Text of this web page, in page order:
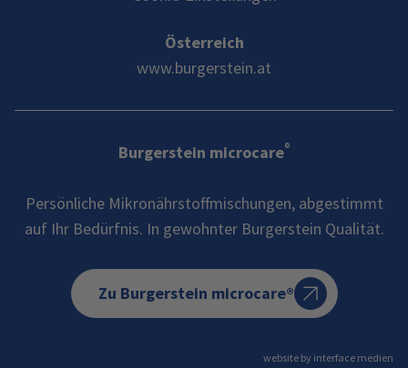
Österreich
www.burgerstein.at
Burgerstein microcare®
Persönliche Mikronährstoffmischungen, abgestimmt
auf Ihr Bedürfnis. In gewohnter Burgerstein Qualität.
Zu Burgerstein microcare®
website by interface medien